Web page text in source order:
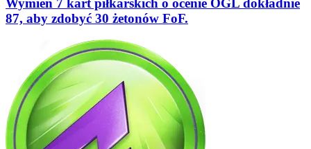
Wymień 7 kart piłkarskich o ocenie OGL dokładnie
87, aby zdobyć 30 żetonów FoF.